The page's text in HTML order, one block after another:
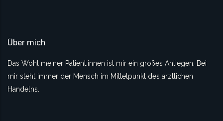
Über mich
Das Wohl meiner Patient:innen ist mir ein großes Anliegen. Bei
mir steht immer der Mensch im Mittelpunkt des ärztlichen
Handelns.